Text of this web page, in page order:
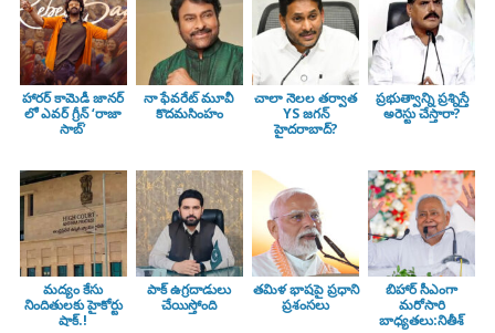
హారర్ కామెడీ జానర్
లో ఎవర్ గ్రీన్ ‘రాజా
సాబ్’
నా ఫేవరేట్ మూవీ
కొదమసింహం
చాలా నెలల తర్వాత
YS జగన్
హైదరాబాద్?
ప్రభుత్వాన్ని ప్రశ్నిస్తే
అరెస్టు చేస్తారా?
మద్యం కేసు
నిందితులకు హైకోర్టు
షాక్.!
పాక్ ఉగ్రదాడులు
చేయిస్తోంది
తమిళ భాషపై ప్రధాని
ప్రశంసలు
బిహార్ సీఎంగా
మరోసారి
బాధ్యతలు:నితీశ్